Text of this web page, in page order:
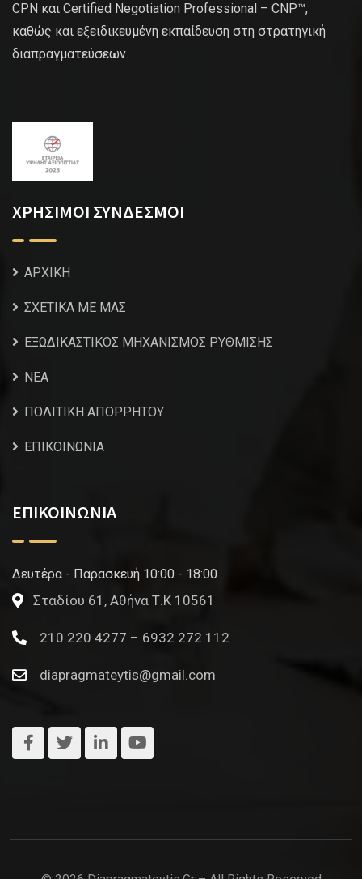
CPN και Certified Negotiation Professional – CNP™,
καθώς και εξειδικευμένη εκπαίδευση στη στρατηγική
διαπραγματεύσεων.
ΧΡΗΣΙΜΟΙ ΣΥΝΔΕΣΜΟΙ
ΑΡΧΙΚΗ
ΣΧΕΤΙΚΑ ΜΕ ΜΑΣ
ΕΞΩΔΙΚΑΣΤΙΚΟΣ ΜΗΧΑΝΙΣΜΟΣ ΡΥΘΜΙΣΗΣ
NEA
ΠΟΛΙΤΙΚΗ ΑΠΟΡΡΗΤΟΥ
ΕΠΙΚΟΙΝΩΝΙΑ
ΕΠΙΚΟΙΝΩΝΙΑ
Δευτέρα - Παρασκευή 10:00 - 18:00
Σταδίου 61, Αθήνα Τ.Κ 10561
210 220 4277 – 6932 272 112
diapragmateytis@gmail.com